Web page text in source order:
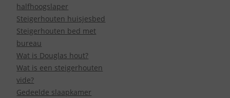
halfhoogslaper
Steigerhouten huisjesbed
Steigerhouten bed met
bureau
Wat is Douglas hout?
Wat is een steigerhouten
vide?
Gedeelde slaapkamer